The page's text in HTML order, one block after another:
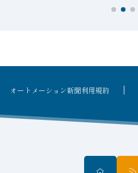
オートメーション新聞利用規約